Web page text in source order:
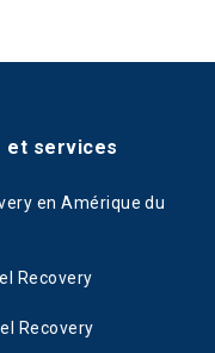
et services
en Amérique du
Recovery
Recovery